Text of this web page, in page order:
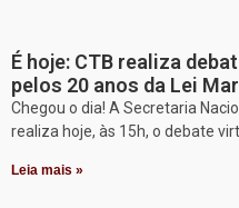
É hoje: CTB realiza
pelos 20 anos da Lei
Chegou o dia! A Secretaria
realiza hoje, às 15h, o debate
Leia mais »